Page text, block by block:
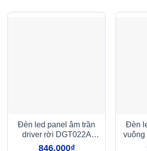
Đèn led panel âm trần
driver rời DGT022A
Duhal
846.000₫
Đèn
vuông